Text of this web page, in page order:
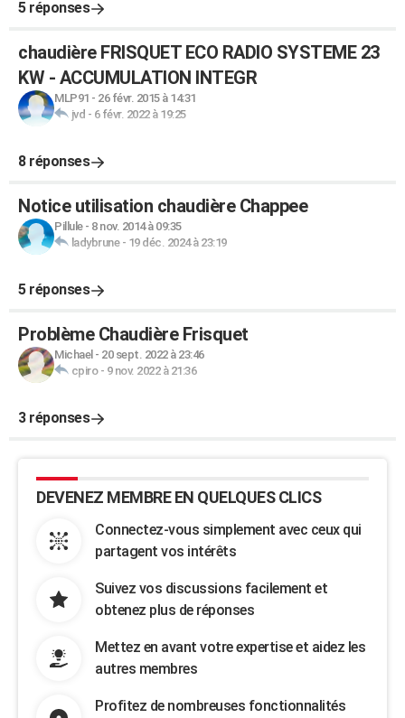
5 réponses
chaudière FRISQUET ECO RADIO SYSTEME 23
KW - ACCUMULATION INTEGR
MLP91 - 26 févr. 2015 à 14:31
jvd - 6 févr. 2022 à 19:25
8 réponses
Notice utilisation chaudière Chappee
Pillule- 8 nov. 2014 à 09:35
ladybrune- 19 déc. 2024 à 23:19
5 réponses
Problème Chaudière Frisquet
Michael - 20 sept. 2022 à 23:46
cpiro- 9 nov. 2022 à 21:36
3 réponses
DEVENEZ MEMBRE EN QUELQUES CLICS
Connectez-vous simplement avec ceux qui
partagent vos intérêts
Suivez vos discussions facilement et
obtenez plus de réponses
Mettez en avant votre expertise et aidez les
autres membres
Profitez de nombreuses fonctionnalités